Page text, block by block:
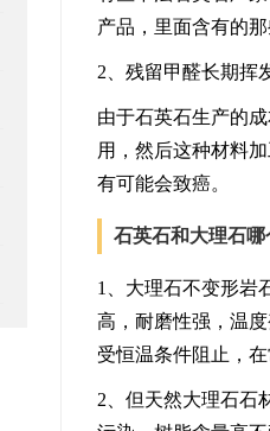
产品，里面含有的
2、残留甲醛长期挥
由于石英石生产的
用，然后这种材料
有可能会致癌。
石英石和大理石哪
1、大理石不变形岩
高，耐磨性强，温
受恒温条件阻止，
2、但天然大理石石